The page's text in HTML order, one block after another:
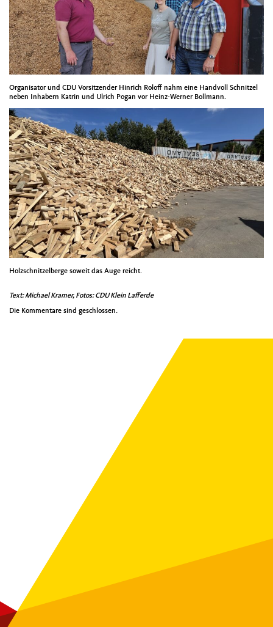
Organisator und CDU Vorsitzender Hinrich Roloff nahm eine Handvoll Schnitzel
neben Inhabern Katrin und Ulrich Pogan vor Heinz-Werner Bollmann.
Holzschnitzelberge soweit das Auge reicht.
Text: Michael Kramer, Fotos: CDU Klein Lafferde
Die Kommentare sind geschlossen.